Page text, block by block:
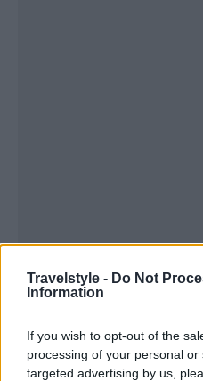
Travelstyle - Do Not
Information
If you wish to opt-out of the
processing of your personal
targeted advertising by us,